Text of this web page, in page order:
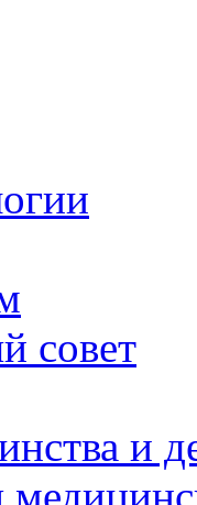
совет
и